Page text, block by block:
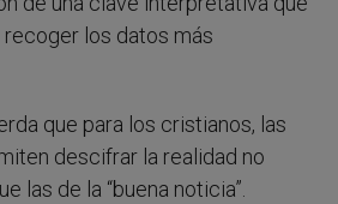
los datos más
que para los cristianos, las
descifrar la realidad no
las de la “buena noticia”.